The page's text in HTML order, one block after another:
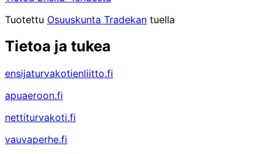
Tuotettu Osuuskunta Tradekan tuella
Tietoa ja tukea
ensijaturvakotienliitto.fi
apuaeroon.fi
nettiturvakoti.fi
vauvaperhe.fi